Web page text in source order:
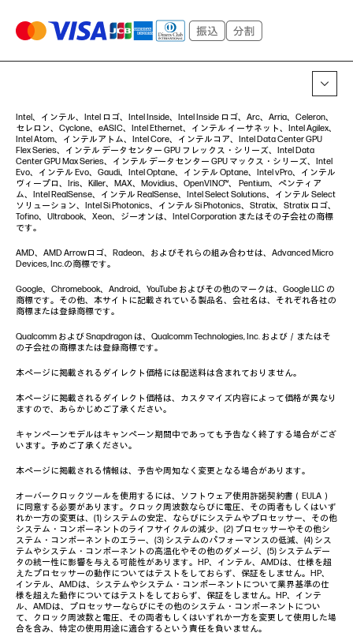
Intel、インテル、Intel ロゴ、Intel Inside、Intel Inside ロゴ、Arc、Arria、Celeron、
セレロン、Cyclone、eASIC、Intel Ethernet、インテル イーサネット、Intel Agilex、
Intel Atom、インテルアトム、Intel Core、インテルコア、Intel Data Center GPU
Flex Series、インテル データセンター GPU フレックス・シリーズ、Intel Data
Center GPU Max Series、インテル データセンター GPU マックス・シリーズ、Intel
Evo、インテル Evo、Gaudi、Intel Optane、インテル Optane、Intel vPro、インテル
ヴィープロ、Iris、Killer、MAX、Movidius、OpenVINO™、 Pentium、ペンティア
ム、Intel RealSense、インテル RealSense、Intel Select Solutions、インテル Select
ソリューション、Intel Si Photonics、インテル Si Photonics、Stratix、Stratix ロゴ、
Tofino、Ultrabook、Xeon、ジーオンは、Intel Corporation またはその子会社の商標
です。
AMD、AMD Arrowロゴ、Radeon、およびそれらの組み合わせは、Advanced Micro
Devices, Inc.の商標です。
Google、Chromebook、Android、YouTube およびその他のマークは、Google LLC の
商標です。その他、本サイトに記載されている製品名、会社名は、それぞれ各社の
商標または登録商標です。
Qualcomm および Snapdragon は、Qualcomm Technologies, Inc. および／またはそ
の子会社の商標または登録商標です。
本ページに掲載されるダイレクト価格には配送料は含まれておりません。
本ページに掲載されるダイレクト価格は、カスタマイズ内容によって価格が異なり
ますので、あらかじめご了承ください。
キャンペーンモデルはキャンペーン期間中であっても予告なく終了する場合がござ
います。予めご了承ください。
本ページに掲載される情報は、予告や周知なく変更となる場合があります。
オーバークロックツールを使用するには、ソフトウェア使用許諾契約書（EULA）
に同意する必要があります。クロック周波数ならびに電圧、その両者もしくはいず
れか一方の変更は、(1) システムの安定、ならびにシステムやプロセッサー、その他
システム・コンポーネントのライフサイクルの減少、(2) プロセッサーやその他シ
ステム・コンポーネントのエラー、(3) システムのパフォーマンスの低減、(4) シス
テムやシステム・コンポーネントの高温化やその他のダメージ、(5) システムデー
タの統一性に影響を与える可能性があります。HP、インテル、AMDは、仕様を超
えたプロセッサーの動作についてはテストをしておらず、保証をしません。HP、
インテル、AMDは、システムやシステム・コンポーネントについて業界基準の仕
様を超えた動作についてはテストをしておらず、保証をしません。HP、インテ
ル、AMDは、プロセッサーならびにその他のシステム・コンポーネントについ
て、クロック周波数と電圧、その両者もしくはいずれか一方を変更して使用した場
合を含み、特定の使用用途に適合するという責任を負いません。